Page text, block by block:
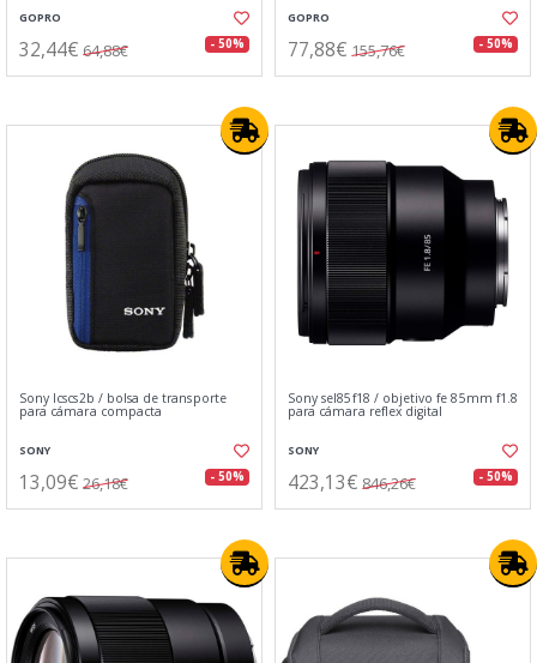
GOPRO
32,44€ 64,88€ - 50%
GOPRO
77,88€ 155,76€ - 50%
Sony lcscs2b / bolsa de transporte
para cámara compacta
SONY
13,09€ 26,18€ - 50%
Sony sel85f18 / objetivo fe 85mm f1.8
para cámara reflex digital
SONY
423,13€ 846,26€ - 50%